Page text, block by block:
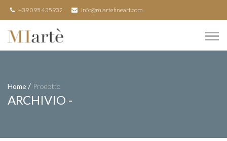
+39 095 435932 info@miartefineart.com
Home / Prodotto
ARCHIVIO -